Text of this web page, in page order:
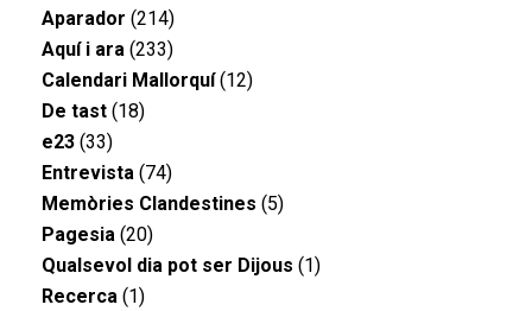
Aparador (214)
Aquí i ara (233)
Calendari Mallorquí(12)
De tast (18)
e23 (33)
Entrevista (74)
Memòries Clandestines (5)
Pagesia (20)
Qualsevol dia pot ser Dijous (1)
Recerca (1)